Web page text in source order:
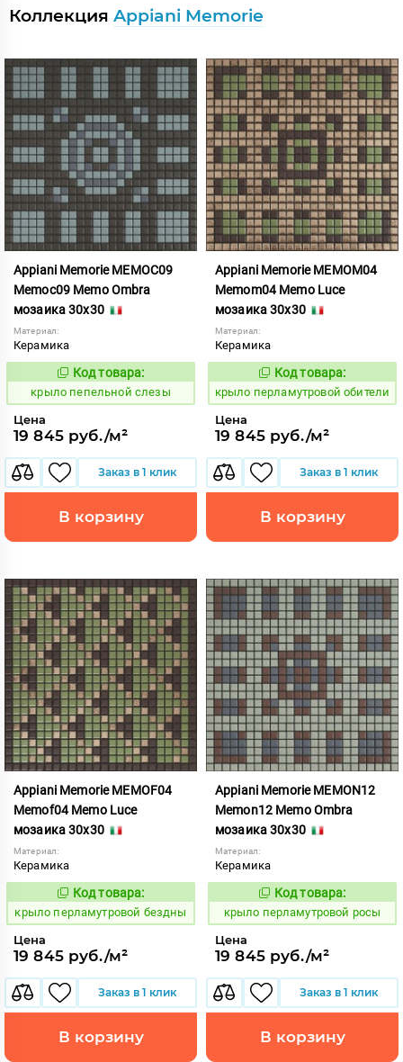
Коллекция Appiani Memorie
Appiani Memorie MEMOC09
Memoc09 Memo Ombra
мозаика 30x30
Материал:
Керамика
836971
Код товара:
крыло пепельной слезы
Цена
19 845 руб./м²
Заказ в 1 клик
В корзину
Appiani Memorie MEMOM04
Memom04 Memo Luce
мозаика 30x30
Материал:
Керамика
837062
Код товара:
крыло перламутровой обители
Цена
19 845 руб./м²
Заказ в 1 клик
В корзину
Appiani Memorie MEMOF04
Memof04 Memo Luce
мозаика 30x30
Материал:
Керамика
837002
Код товара:
крыло перламутровой бездны
Цена
19 845 руб./м²
Заказ в 1 клик
В корзину
Appiani Memorie MEMON12
Memon12 Memo Ombra
мозаика 30x30
Материал:
Керамика
837082
Код товара:
крыло перламутровой росы
Цена
19 845 руб./м²
Заказ в 1 клик
В корзину